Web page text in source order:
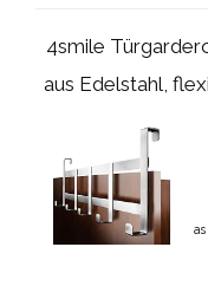
4smile
aus Edelstahl,